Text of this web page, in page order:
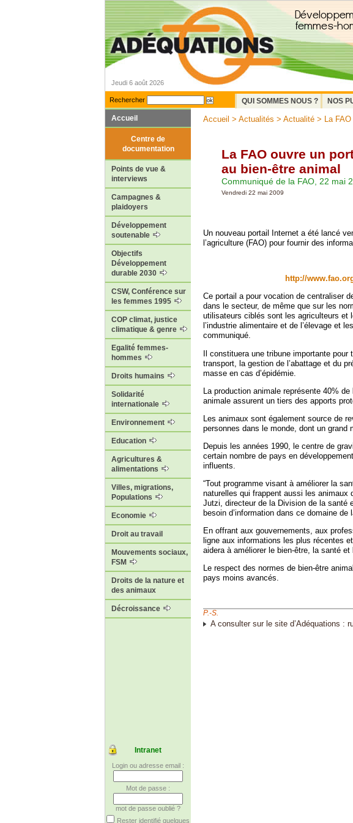
Jeudi 6 août 2026
Rechercher QUI SOMMES NOUS ? NOS
Accueil
Centre de
documentation
Points de vue &
interviews
Campagnes &
plaidoyers
Développement
soutenable
Objectifs
Développement
durable 2030
CSW, Conférence sur
les femmes 1995
COP climat, justice
climatique & genre
Egalité femmes-
hommes
Droits humains
Solidarité
internationale
Environnement
Education
Agricultures &
alimentations
Villes, migrations,
Populations
Economie
Droit au travail
Mouvements sociaux,
FSM
Droits de la nature et
des animaux
Décroissance
Intranet
Login ou adresse email :
Mot de passe :
mot de passe oublié ?
Rester identifié quelques
Accueil > Actualités > Actualité > La
La FAO ouvre un
au bien-être animal
Communiqué de la FAO, 22 mai
Vendredi 22 mai 2009
Un nouveau portail Internet a été lancé
l’agriculture (FAO) pour fournir des
http://
Ce portail a pour vocation de centraliser
dans le secteur, de même que sur les
utilisateurs ciblés sont les agriculteurs et
l’industrie alimentaire et de l’élevage et
communiqué.
Il constituera une tribune importante
transport, la gestion de l’abattage et du
masse en cas d’épidémie.
La production animale représente 40%
animale assurent un tiers des apports
Les animaux sont également source de
personnes dans le monde, dont un grand
Depuis les années 1990, le centre de
certain nombre de pays en
influents.
“Tout programme visant à améliorer la
naturelles qui frappent aussi les animaux
Jutzi, directeur de la Division de la santé
besoin d’information dans ce domaine de
En offrant aux gouvernements, aux
ligne aux informations les plus récentes
aidera à améliorer le bien-être, la santé
Le respect des normes de bien-être
pays moins avancés.
P.-S.
A consulter sur le site d’Adéquations :